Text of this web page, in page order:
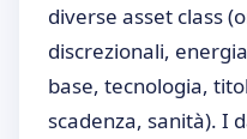
diverse asset class
discrezionali,
base, tecnologia,
scadenza, sanità). I